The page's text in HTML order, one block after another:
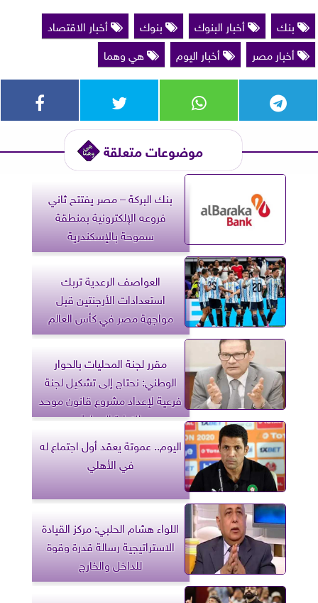
بنك
أخبار البنوك بنوك
أخبار الاقتصاد
أخبار مصر
أخبار اليوم هي وهما
موضوعات متعلقة
بنك البركة – مصر يفتتح ثاني
فروعه الإلكترونية بمنطقة
سموحة بالإسكندرية
العواصف الرعدية تربك
استعدادات الأرجنتين قبل
مواجهة مصر في كأس العالم
مقرر لجنة المحليات بالحوار
الوطني: نحتاج إلى تشكيل لجنة
فرعية لإعداد مشروع قانون موحد
للإدارة المحلية
اليوم.. عموتة يعقد أول اجتماع له
في الأهلي
اللواء هشام الحلبي: مركز القيادة
الاستراتيجية رسالة قدرة وقوة
للداخل والخارج